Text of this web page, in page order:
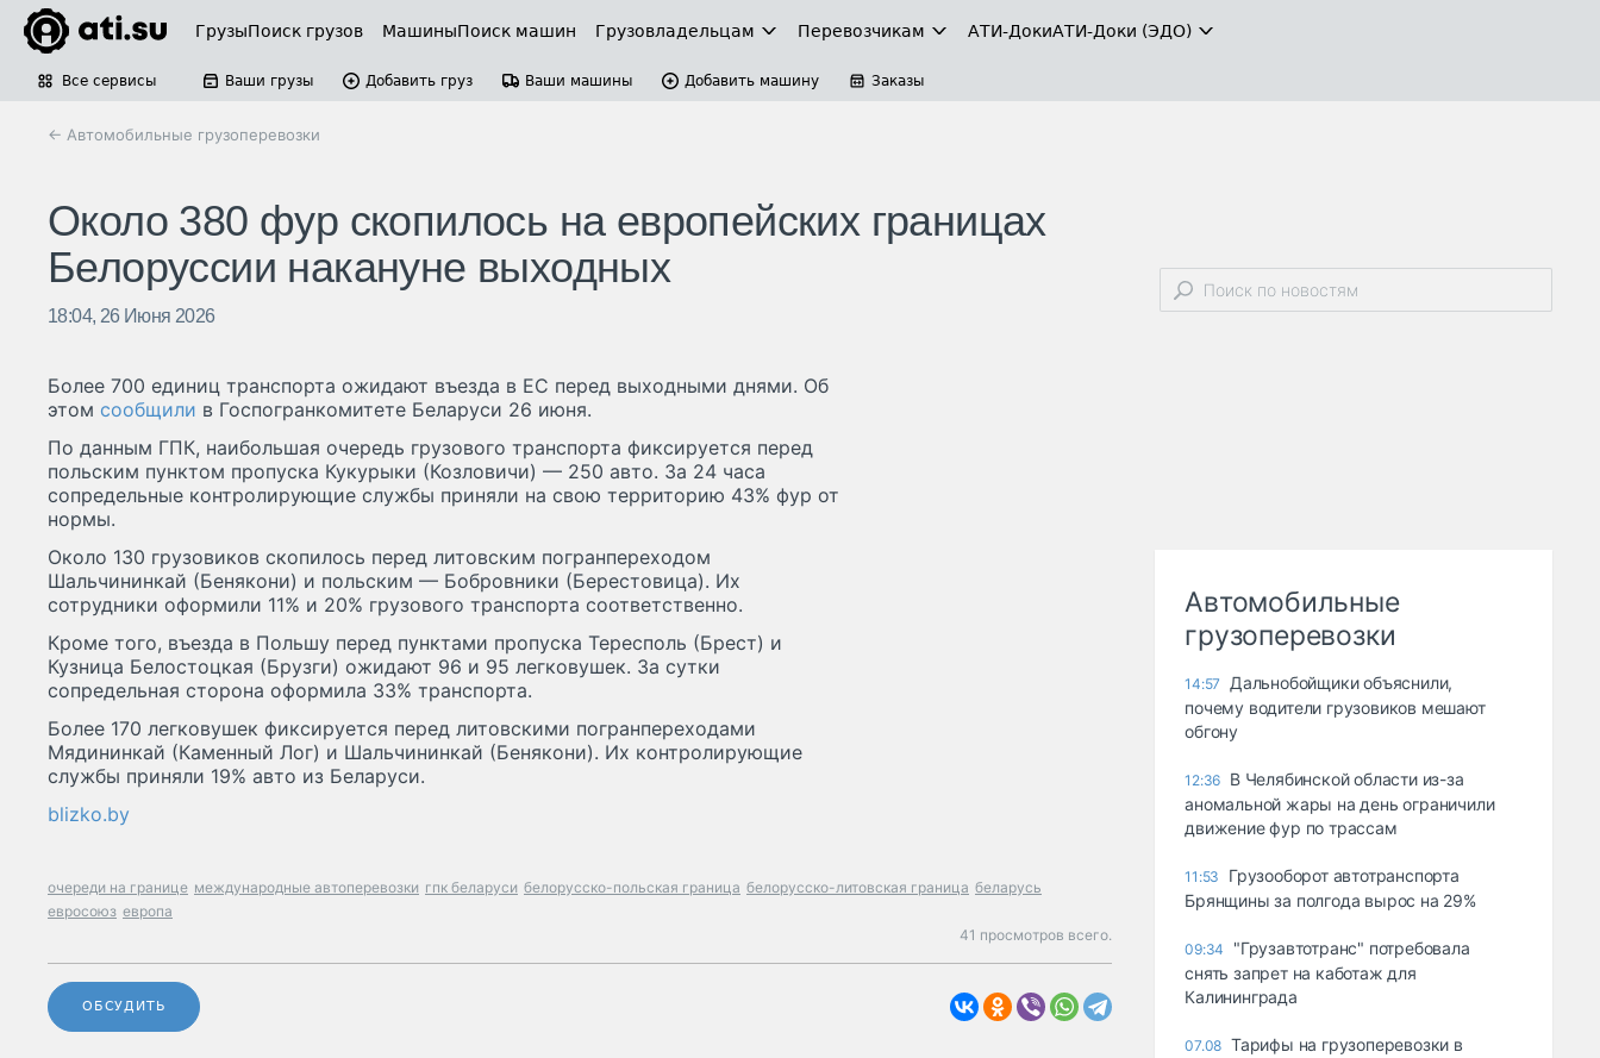
ГрузыПоиск грузов МашиныПоиск машин Грузовладельцам Перевозчикам АТИ-ДокиАТИ-Доки (ЭДО)
Все сервисы Ваши грузы Добавить груз Ваши машины Добавить машину Заказы
← Автомобильные грузоперевозки
Около 380 фур скопилось на европейских границах
Белоруссии накануне выходных
18:04, 26 Июня 2026
Более 700 единиц транспорта ожидают въезда в ЕС перед выходными днями. Об
этом сообщили в Госпогранкомитете Беларуси 26 июня.
По данным ГПК, наибольшая очередь грузового транспорта фиксируется перед
польским пунктом пропуска Кукурыки (Козловичи) — 250 авто. За 24 часа
сопредельные контролирующие службы приняли на свою территорию 43% фур от
нормы.
Около 130 грузовиков скопилось перед литовским погранпереходом
Шальчининкай (Бенякони) и польским — Бобровники (Берестовица). Их
сотрудники оформили 11% и 20% грузового транспорта соответственно.
Кроме того, въезда в Польшу перед пунктами пропуска Тересполь (Брест) и
Кузница Белостоцкая (Брузги) ожидают 96 и 95 легковушек. За сутки
сопредельная сторона оформила 33% транспорта.
Более 170 легковушек фиксируется перед литовскими погранпереходами
Мядининкай (Каменный Лог) и Шальчининкай (Бенякони). Их контролирующие
службы приняли 19% авто из Беларуси.
blizko.by
очереди на границе международные автоперевозки гпк беларуси белорусско-польская граница белорусско-литовская граница беларусь
евросоюз европа
41 просмотров всего.
ОБСУДИТЬ
Автомобильные
грузоперевозки
14:57
Дальнобойщики объяснили,
почему водители грузовиков мешают
обгону
12:36 В Челябинской области из-за
аномальной жары на день ограничили
движение фур по трассам
11:53
Грузооборот автотранспорта
Брянщины за полгода вырос на 29%
09:34
"Грузавтотранс" потребовала
снять запрет на каботаж для
Калининграда
07.08 Тарифы на грузоперевозки в